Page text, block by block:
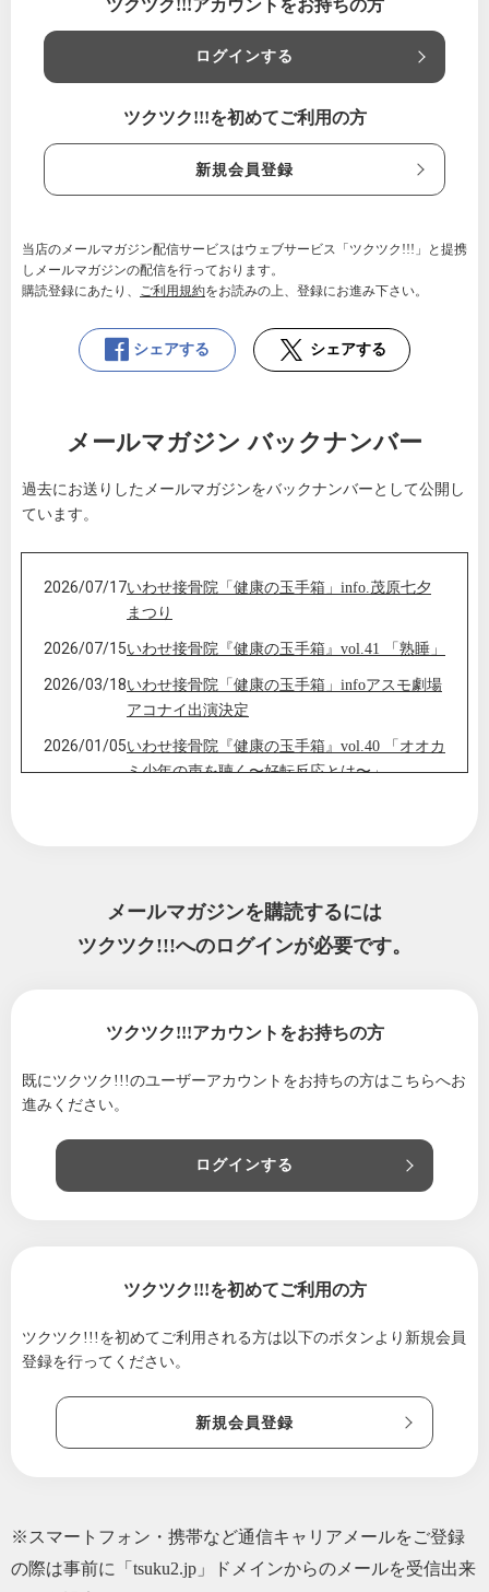
ツクツク!!!アカウントをお持ちの方
ログインする
ツクツク!!!を初めてご利用の方
新規会員登録
当店のメールマガジン配信サービスはウェブサービス「ツクツク!!!」と提携
しメールマガジンの配信を行っております。
購読登録にあたり、 ご利用規約をお読みの上、登録にお進み下さい。
シェアする シェアする
メールマガジン バックナンバー
過去にお送りしたメールマガジンをバックナンバーとして公開し
ています。
2026/07/17いわせ接骨院「健康の玉手箱」info.茂原七夕
まつり
2026/07/15いわせ接骨院『健康の玉手箱』vol.41 「熟睡」
2026/03/18いわせ接骨院「健康の玉手箱」infoアスモ劇場
アコナイ出演決定
2026/01/05いわせ接骨院『健康の玉手箱』vol.40 「オオカ
ミ少年の声を聴く〜好転反応とは〜」
の開始、および電磁波対策について
お知らせ
2025/12/06
開始につきまして
いわせ接骨院『健康の玉手箱』Vol.39「道具」
休診のお知らせ
2025/01/06 謹賀新年2025
2024/12/12
いわせ接骨院『健康の玉手箱』年末年始のお
2024/06/10
いわせ接骨院「健康の玉手箱」info『健康を実
メールマガジンを購読するには
ツクツク!!!へのログインが必要です。
ツクツク!!!アカウントをお持ちの方
既にツクツク!!!のユーザーアカウントをお持ちの方はこちらへお
進みください。
ログインする
ツクツク!!!を初めてご利用の方
ツクツク!!!を初めてご利用される方は 以下のボタンより新規会員
登録を行ってください。
新規会員登録
※スマートフォン・携帯など通信キャリアメールをご登録
の際は事前に「tsuku2.jp」ドメインからのメールを受信出来